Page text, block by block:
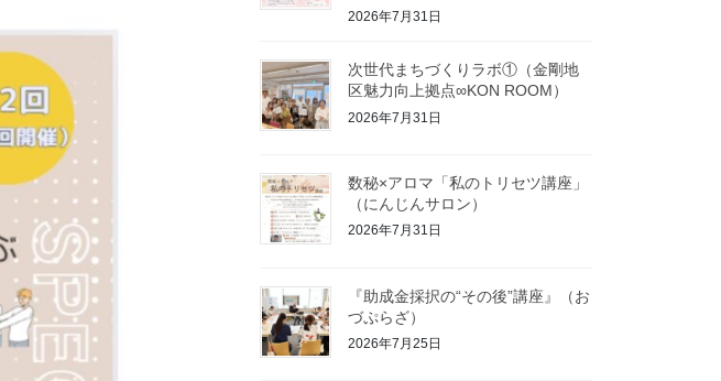
2026年7月31日
次世代まちづくりラボ①（金剛地
区魅力向上拠点∞KON ROOM）
2026年7月31日
数秘×アロマ「私のトリセツ講座」
（にんじんサロン）
2026年7月31日
『助成金採択の“その後”講座』（お
づぷらざ）
2026年7月25日